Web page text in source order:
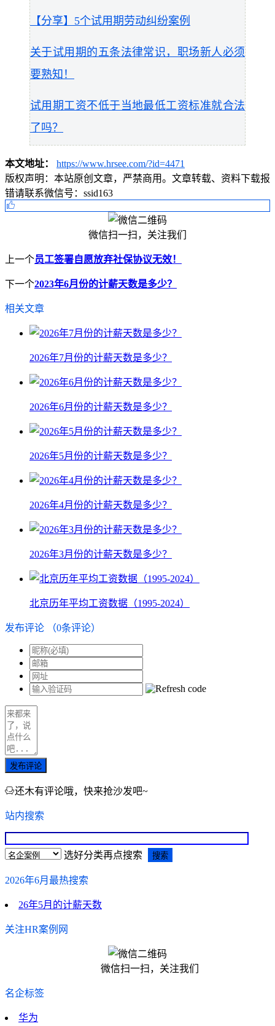
【分享】5个试用期劳动纠纷案例
关于试用期的五条法律常识，职场新人必须
要熟知！
试用期工资不低于当地最低工资标准就合法
了吗？
本文地址：
https://www.hrsee.com/?id=4471
版权声明： 本站原创文章，严禁商用。文章转载、资料下载报
错请联系微信号：ssid163
微信扫一扫，关注我们
上一个员工签署自愿放弃社保协议无效！
下一个2023年6月份的计薪天数是多少？
相关文章
2026年7月份的计薪天数是多少？
2026年6月份的计薪天数是多少？
2026年5月份的计薪天数是多少？
2026年4月份的计薪天数是多少？
2026年3月份的计薪天数是多少？
北京历年平均工资数据（1995-2024）
发布评论 （0条评论）
发布评论
还木有评论哦，快来抢沙发吧~
站内搜索
选好分类再点搜索
2026年6月最热搜索
26年5月的计薪天数
关注HR案例网
微信扫一扫，关注我们
名企标签
华为